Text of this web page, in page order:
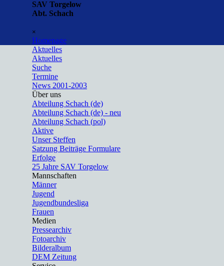
Direkt zum Seiteninhalt
SAV Torgelow
Abt. Schach
×
Homepage
Aktuelles
Aktuelles
Suche
Termine
News 2001-2003
Über uns
Abteilung Schach (de)
Abteilung Schach (de) - neu
Abteilung Schach (pol)
Aktive
Unser Steffen
Satzung Beiträge Formulare
Erfolge
25 Jahre SAV Torgelow
Mannschaften
Männer
Jugend
Jugendbundesliga
Frauen
Medien
Pressearchiv
Fotoarchiv
Bilderalbum
DEM Zeitung